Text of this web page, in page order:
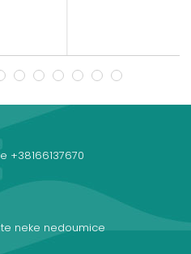
7 8 9 10 11 12
+38166137670
neke nedoumice